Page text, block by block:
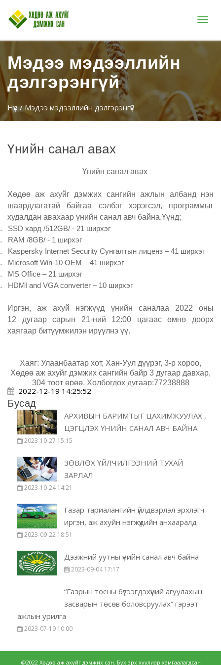
Цэс
Мэдээ мэдээллийн
дэлгэрэнгүй
Нүүр/ Мэдээ мэдээллийн дэлгэрэнгүй
Үнийн санал авах
Үнийн санал авах
Хөдөө аж ахуйг дэмжих сангийн ажлын албанд нэн
шаардлагатай байгаа сэлбэг хэрэгсэл, программыг
худалдан авахаар үнийн санал авч байна.Үүнд;
SSD хард /512GB/ - 21 ширхэг
RAM /8GB/ - 1 ширхэг
Kaspersky Internet Security Сунгалтын лиценз – 41 ширхэг
Microsoft Win-10 OEM – 41 ширхэг
MS Office – 21 ширхэг
HDMI and VGA converter – 10 ширхэг
Иргэн, аж ахуй нэгжүүд үнийн саналаа 2022 оны
12 дугаар сарын 21-ний 12:00 цагаас өмнө доорх
хаягаар битүүмжилэн ирүүлнэ үү.
Хаяг: Улаанбаатар хот, Хан-Уул дүүрэг, 3-р хороо,
Хөдөө аж ахуйг дэмжих сангийн байр 3 дугаар давхар,
304 тоот өрөө. Холбогдох дугаар:77238888
2022-12-19 14:25:52
Бусад
АРХИВЫН БАРИМТЫГ ЦАХИМЖУУЛАХ ,
ЦЭГЦЛЭХ ҮНИЙН САНАЛ АВЧ БАЙНА.
2023-10-27 15:15
ЗӨВЛӨХ ҮЙЛЧИЛГЭЭНИЙ ТУХАЙ
ЗАРЛАЛ
2023-10-24 14:21
Газар тариалангийн үйлдвэрлэл эрхлэгч
иргэн, аж ахуйн нэгжүүдийн анхааралд
2023-09-22 18:51
Дээжний уутны үнийн санал авч байна
2023-09-04 17:17
“Газрын тосны бүтээгдэхүүний агуулахын
засварын төсөв боловсруулах” гэрээт
ажлын урилга
2023-07-19 10:00
@2022 Хөдөө аж ахуйг дэмжих сан. Бүх эрх хуулиар хамгаалагдсан